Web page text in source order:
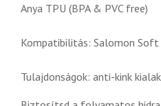
Anya TPU (BPA & PVC free)
Kompatibilitás: Salomon Soft
Tulajdonságok: anti-kink